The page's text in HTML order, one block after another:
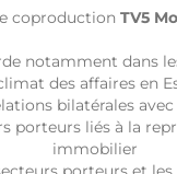
coproduction TV5
notamment dans
des affaires en
bilatérales
porteurs liés à la
immobilier